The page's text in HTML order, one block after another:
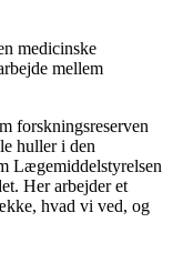
medicinske
mellem
forskningsreserven
huller i den
Lægemiddelstyrelsen
Her arbejder et
hvad vi ved, og